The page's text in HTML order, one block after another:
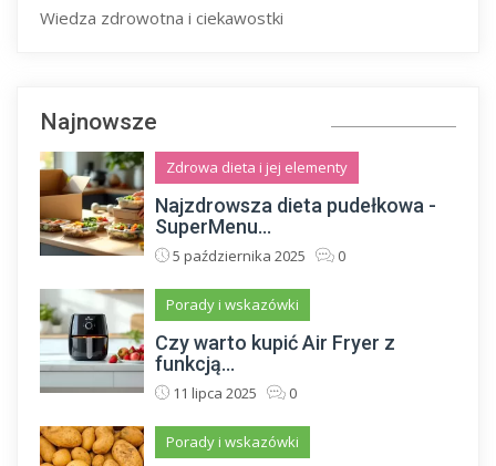
Wiedza zdrowotna i ciekawostki
Najnowsze
Zdrowa dieta i jej elementy
Najzdrowsza dieta pudełkowa -
SuperMenu...
5 października 2025 0
Porady i wskazówki
Czy warto kupić Air Fryer z
funkcją...
11 lipca 2025 0
Porady i wskazówki